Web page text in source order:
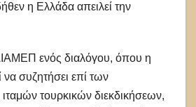
η Ελλάδα απειλεί την
ενός διαλόγου, όπου η
συζητήσει επί των
τουρκικών διεκδικήσεων,